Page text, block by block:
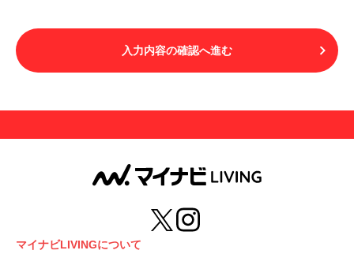
LIVINGご契約にあたり取得する個人情報の取り扱いについ
て」の内容をすべて承諾したものとみなされます。不承諾
の意思表示は、本サービスを利用しないことをもってのみ
用することはできません。
第３条（用語の定義）
１.「本サ―ビス」とは、第１章第１条で規定する当社が運
営するマイナビLIVINGを意味します。
２.「利用者」とは、第１章第２条に規定する本サービスを
利用する個人を意味します。
入力内容の確認へ進む
マイナビLIVINGについて